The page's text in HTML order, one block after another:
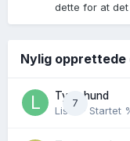
dette for at
Nylig opprettede
7
Tynn hund
Lisen
· Startet